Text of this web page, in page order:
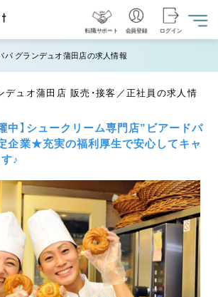
転職サポート 会員登録 ログイン
パ グランデュオ蒲田店の求人情報
デュオ蒲田店 販売・接客／正社員の求人情
中】シュークリーム専門店”ビアードパ
企業★充実の福利厚生で安心してキャ
♪